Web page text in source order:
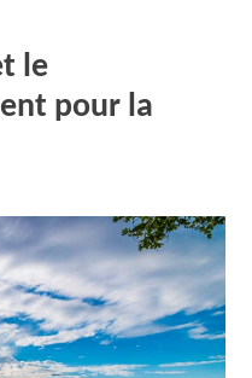
le
pour la